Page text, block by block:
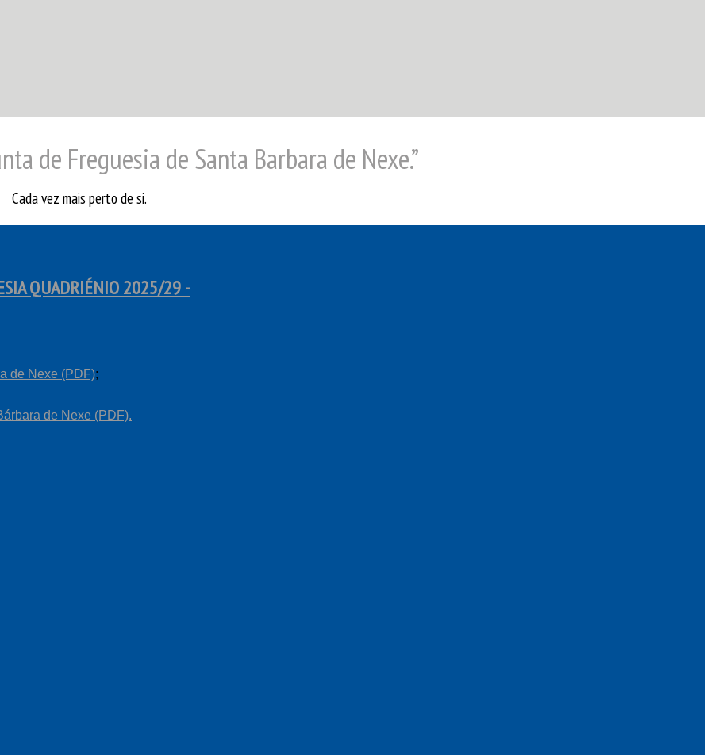
de Freguesia de Santa Barbara de Nexe.”
Cada vez mais perto de si.
QUADRIÉNIO 2025/29 -
de Nexe (PDF);
de Nexe (PDF).